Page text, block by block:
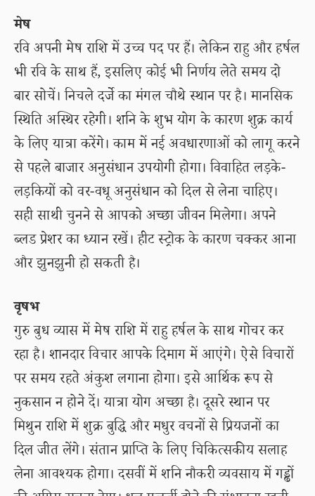
मेष
रवि अपनी मेष राशि में उच्च पद पर हैं। लेकिन राहु और हर्षल
भी रवि के साथ हैं, इसलिए कोई भी निर्णय लेते समय दो
बार सोचें। निचले दर्जे का मंगल चौथे स्थान पर है। मानसिक
स्थिति अस्थिर रहेगी। शनि के शुभ योग के कारण शुक्र कार्य
के लिए यात्रा करेंगे। काम में नई अवधारणाओं को लागू करने
से पहले बाजार अनुसंधान उपयोगी होगा। विवाहित लड़के-
लड़कियों को वर-वधू अनुसंधान को दिल से लेना चाहिए।
सही साथी चुनने से आपको अच्छा जीवन मिलेगा। अपने
ब्लड प्रेशर का ध्यान रखें। हीट स्ट्रोक के कारण चक्कर आना
और झुनझुनी हो सकती है।
वृषभ
गुरु बुध व्यास में मेष राशि में राहु हर्षल के साथ गोचर कर
रहा है। शानदार विचार आपके दिमाग में आएंगे। ऐसे विचारों
पर समय रहते अंकुश लगाना होगा। इसे आर्थिक रूप से
नुकसान न होने दें। यात्रा योग अच्छा है। दूसरे स्थान पर
मिथुन राशि में शुक्र बुद्धि और मधुर वचनों से प्रियजनों का
दिल जीत लेंगे। संतान प्राप्ति के लिए चिकित्सकीय सलाह
लेना आवश्यक होगा। दसवीं में शनि नौकरी व्यवसाय में गड्ढों